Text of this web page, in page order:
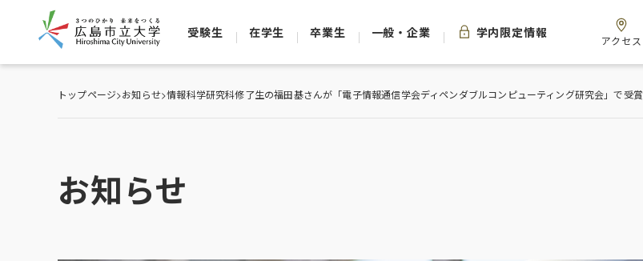
受験生 在学生 卒業生 一般・企業 学内限定情報
アクセス
トップページ>お知らせ>情報科学研究科修了生の福田基さんが「電子情報通信学会ディペンダブルコンピューティング研究会」で受賞
お知らせ